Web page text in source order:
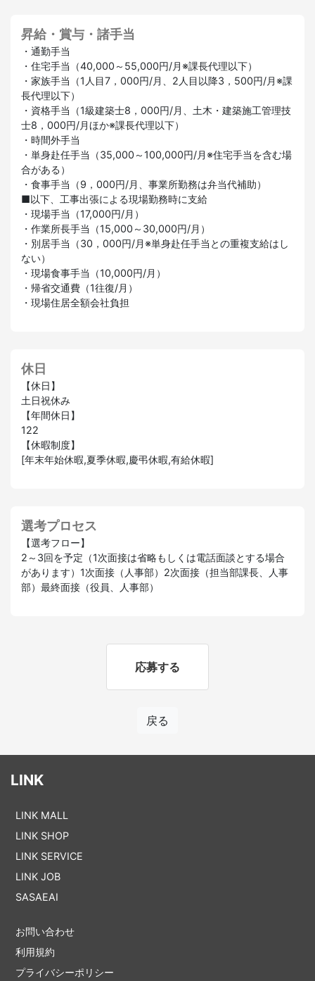
昇給・賞与・諸手当
・通勤手当
・住宅手当（40,000～55,000円/月※課長代理以下）
・家族手当（1人目7，000円/月、2人目以降3，500円/月※課
長代理以下）
・資格手当（1級建築士8，000円/月、土木・建築施工管理技
士8，000円/月ほか※課長代理以下）
・時間外手当
・単身赴任手当（35,000～100,000円/月※住宅手当を含む場
合がある）
・食事手当（9，000円/月、事業所勤務は弁当代補助）
■以下、工事出張による現場勤務時に支給
・現場手当（17,000円/月）
・作業所長手当（15,000～30,000円/月）
・別居手当（30，000円/月※単身赴任手当との重複支給はし
ない）
・現場食事手当（10,000円/月）
・帰省交通費（1往復/月）
・現場住居全額会社負担
休日
【休日】
土日祝休み
【年間休日】
122
【休暇制度】
[年末年始休暇,夏季休暇,慶弔休暇,有給休暇]
選考プロセス
【選考フロー】
2～3回を予定（1次面接は省略もしくは電話面談とする場合
があります）1次面接（人事部）2次面接（担当部課長、人事
部）最終面接（役員、人事部）
応募する
戻る
LINK
LINK MALL
LINK SHOP
LINK SERVICE
LINK JOB
SASAEAI
お問い合わせ
利用規約
プライバシーポリシー